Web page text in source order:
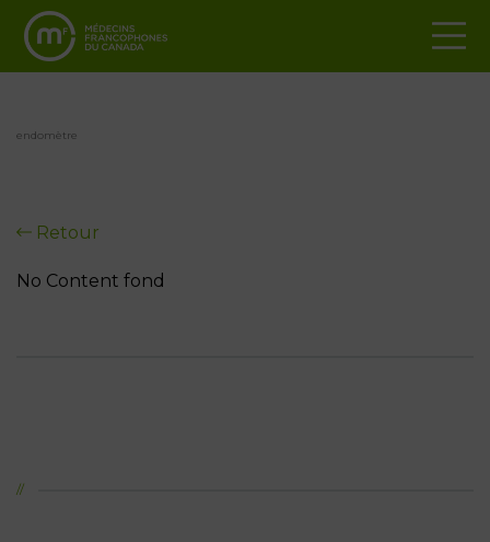
endomètre
Retour
No Content fond